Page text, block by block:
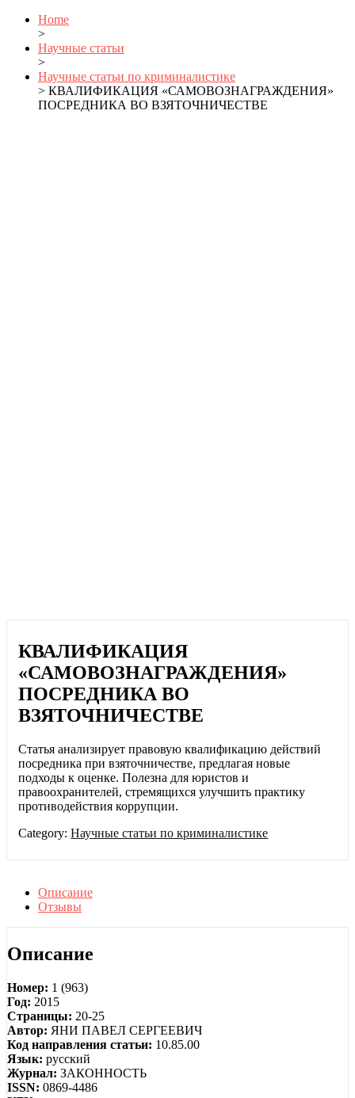
Home
>
Научные статьи
>
Научные статьи по криминалистике
> КВАЛИФИКАЦИЯ «САМОВОЗНАГРАЖДЕНИЯ»
ПОСРЕДНИКА ВО ВЗЯТОЧНИЧЕСТВЕ
КВАЛИФИКАЦИЯ
«САМОВОЗНАГРАЖДЕНИЯ»
ПОСРЕДНИКА ВО
ВЗЯТОЧНИЧЕСТВЕ
Статья анализирует правовую квалификацию действий
посредника при взяточничестве, предлагая новые
подходы к оценке. Полезна для юристов и
правоохранителей, стремящихся улучшить практику
противодействия коррупции.
Category:Научные статьи по криминалистике
Описание
Отзывы
Описание
Номер: 1 (963)
Год: 2015
Страницы: 20-25
Автор: ЯНИ ПАВЕЛ СЕРГЕЕВИЧ
Код направления статьи: 10.85.00
Язык: русский
Журнал: ЗАКОННОСТЬ
ISSN: 0869-4486